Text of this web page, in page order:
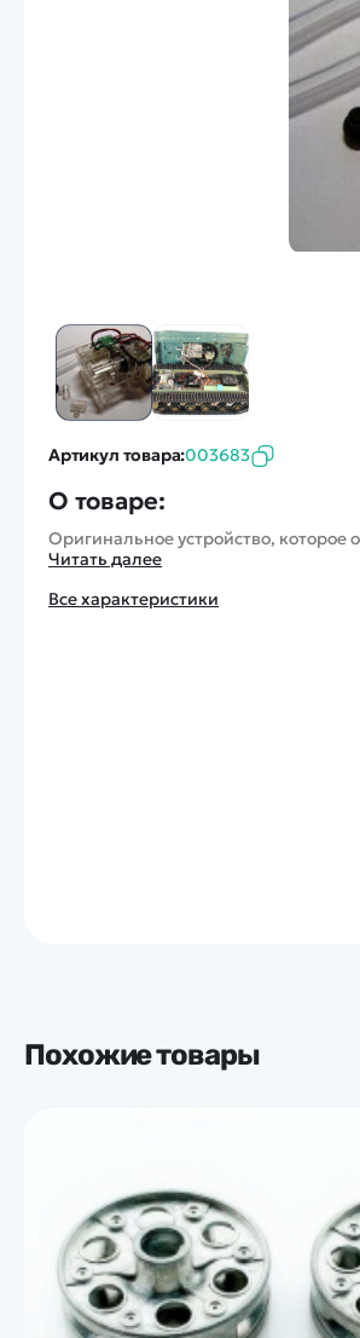
Артикул товара:003683
О товаре:
Оригинальное устройство, которое
Читать далее
Все характеристики
Похожие товары